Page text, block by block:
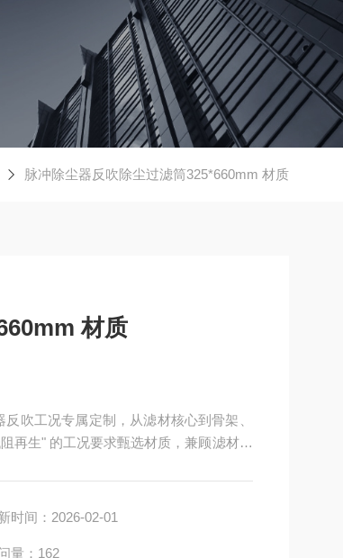
脉冲除尘器反吹除尘过滤筒325*660mm 材质
材质
吹工况专属定制，从滤材核心到骨架、
再生" 的工况要求甄选材质，兼顾滤材的
时间：2026-02-01
量：162